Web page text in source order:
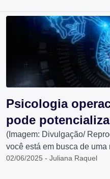
Psicologia
pode
(Imagem: Divulgação/
você está em busca de uma
02/06/2025 - Juliana Raquel